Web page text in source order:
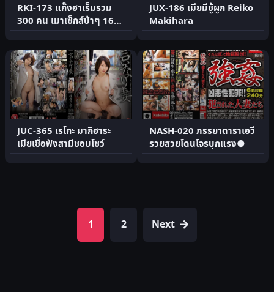
RKI-173 แก๊งฮาเร็มรวม
300 คน เมาเซ็กส์บ้าๆ 16
ชม. – Reiko Ma.
JUX-186 เมียมีชู้ผูก Reiko
Makihara
JUC-365 เรโกะ มากิฮาระ
เมียเชื่อฟังสามีชอบโชว์
NASH-020 ภรรยาดาราเอวี
รวยสวยโดนโจรบุกแรง●
1 2 Next